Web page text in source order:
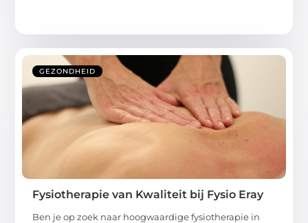
GEZONDHEID
Fysiotherapie van Kwaliteit bij Fysio Eray
Ben je op zoek naar hoogwaardige fysiotherapie in